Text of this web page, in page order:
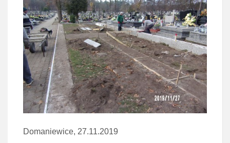
Domaniewice, 27.11.2019